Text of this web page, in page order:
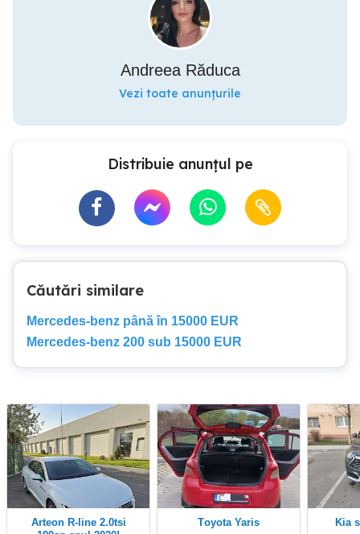
Andreea Răduca
Vezi toate anunțurile
Distribuie anunțul pe
Căutări similare
Mercedes-benz până în 15000 EUR
Mercedes-benz 200 sub 15000 EUR
Arteon R-line 2.0tsi
Toyota Yaris Kia